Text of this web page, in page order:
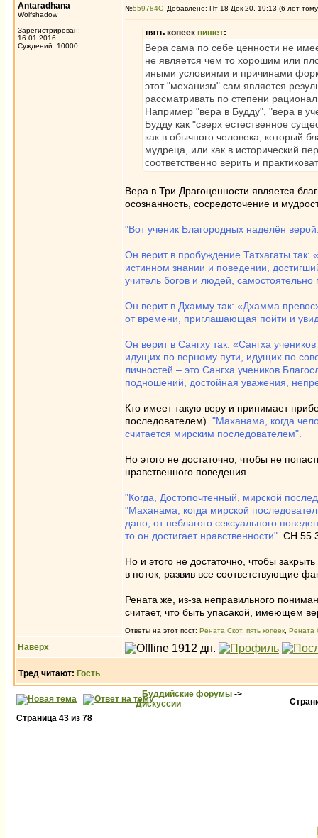
Antaradhana
Wolfshadow
Зарегистрирован:
16.01.2016
Суждений: 10000
№559784 Добавлено: Пт 18 Дек 20, 19:13 (6 лет
пять копеек пишет:
Вера сама по себе ценности не
не является чем то хорошим или
иными условиями и причинами
этот "механизм" сам является
рассматривать по степени
Например "вера в Будду", "вера в
Будду как "сверх естественное
как в обычного человека, который
мудреца, или как в исторический
соответственно верить и
Вера в Три Драгоценности является
осознанность, сосредоточение и
"Вот ученик Благородных наделён
Он верит в пробуждение Татхагаты
истинном знании и поведении,
учитель богов и людей,
Он верит в Дхамму так: «Дхамма
от времени, приглашающая пойти и
Он верит в Сангху так: «Сангха
идущих по верному пути, идущих по
личностей – это Сангха учеников
подношений, достойная уважения,
Кто имеет такую веру и принимает
последователем). "Маханама, когда
считается мирским последователем".
Но этого не достаточно, чтобы не
нравственного поведения.
"Когда, Достопочтенный, мирской
"Маханама, когда мирской
дано, от неблагого сексуального
то он достигает нравственности". СН
Но и этого не достаточно, чтобы
в поток, развив все соответствующие
Рената же, из-за неправильного
считает, что быть упасакой, имеющем
Ответы на этот пост: Рената Скот, пять копеек Рената
Наверх
Тред читают: Гость
Буддийские форумы ->
Дискуссии
Страница 43 из 78